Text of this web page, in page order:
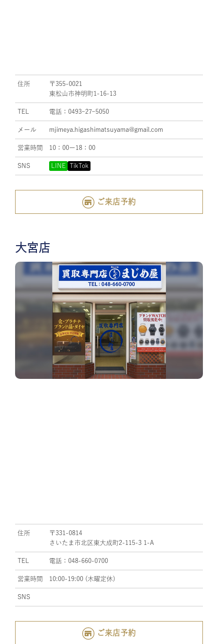
住所
〒355-0021
東松山市神明町1-16-13
TEL 電話：0493ｰ27ｰ5050
メール mjimeya.higashimatsuyama@gmail.com
営業時間 10：00ー18：00
SNS LINE TikTok
ご来店予約
大宮店
住所
〒331-0814
さいたま市北区東大成町2-115-3 1-A
TEL 電話：048-660-0700
営業時間 10:00-19:00 (木曜定休)
SNS
ご来店予約